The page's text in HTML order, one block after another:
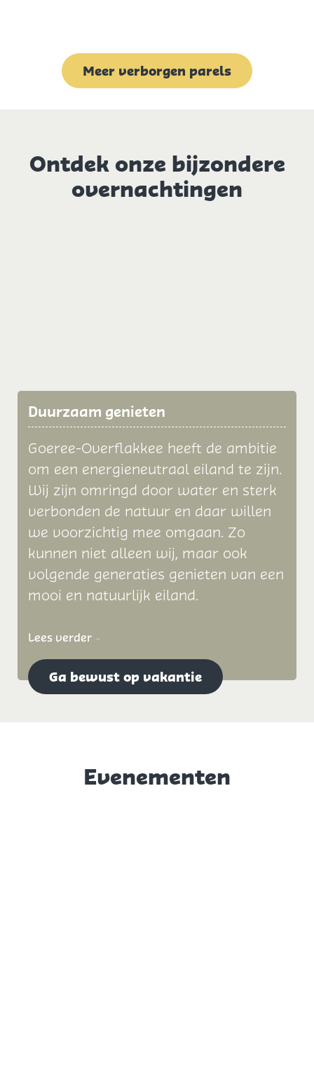
Meer verborgen parels
Ontdek onze bijzondere
overnachtingen
Duurzaam genieten
Goeree-Overflakkee heeft de ambitie
om een energieneutraal eiland te zijn.
Wij zijn omringd door water en sterk
verbonden de natuur en daar willen
we voorzichtig mee omgaan. Zo
kunnen niet alleen wij, maar ook
volgende generaties genieten van een
mooi en natuurlijk eiland.
Lees verder
Ga bewust op vakantie
Evenementen